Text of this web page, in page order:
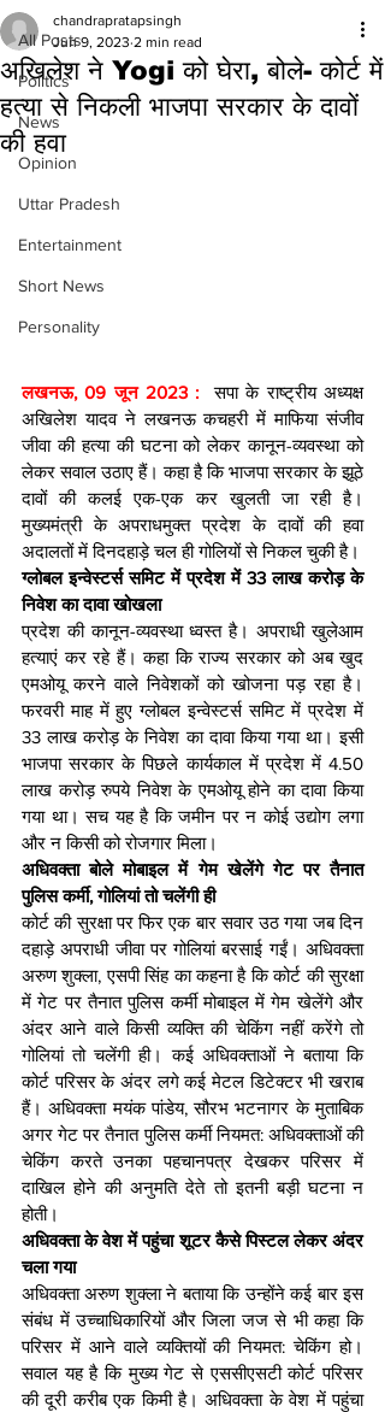
All Posts
Politics
News
Opinion
Uttar Pradesh
Entertainment
Short News
Personality
अखिलेश ने Yogi को घेरा, बोले- कोर्ट में
हत्या से निकली भाजपा सरकार के दावों
की हवा
chandrapratapsingh
Jun 9, 2023 2 min read
लखनऊ, 09 जून 2023 :
सपा के राष्ट्रीय अध्यक्ष
अखिलेश यादव ने लखनऊ कचहरी में माफिया संजीव
जीवा की हत्या की घटना को लेकर कानून-व्यवस्था को
लेकर सवाल उठाए हैं। कहा है कि भाजपा सरकार के झूठे
दावों की कलई एक-एक कर खुलती जा रही है।
मुख्यमंत्री के अपराधमुक्त प्रदेश के दावों की हवा
अदालतों में दिनदहाड़े चल ही गोलियों से निकल चुकी है।
ग्लोबल इन्वेस्टर्स समिट में प्रदेश में 33 लाख करोड़ के
निवेश का दावा खोखला
प्रदेश की कानून-व्यवस्था ध्वस्त है। अपराधी खुलेआम
हत्याएं कर रहे हैं। कहा कि राज्य सरकार को अब खुद
एमओयू करने वाले निवेशकों को खोजना पड़ रहा है।
फरवरी माह में हुए ग्लोबल इन्वेस्टर्स समिट में प्रदेश में
33 लाख करोड़ के निवेश का दावा किया गया था। इसी
भाजपा सरकार के पिछले कार्यकाल में प्रदेश में 4.50
लाख करोड़ रुपये निवेश के एमओयू होने का दावा किया
गया था। सच यह है कि जमीन पर न कोई उद्योग लगा
और न किसी को रोजगार मिला।
अधिवक्ता बोले मोबाइल में गेम खेलेंगे गेट पर तैनात
पुलिस कर्मी, गोलियां तो चलेंगी ही
कोर्ट की सुरक्षा पर फिर एक बार सवार उठ गया जब दिन
दहाड़े अपराधी जीवा पर गोलियां बरसाई गईं। अधिवक्ता
अरुण शुक्ला, एसपी सिंह का कहना है कि कोर्ट की सुरक्षा
में गेट पर तैनात पुलिस कर्मी मोबाइल में गेम खेलेंगे और
अंदर आने वाले किसी व्यक्ति की चेकिंग नहीं करेंगे तो
गोलियां तो चलेंगी ही। कई अधिवक्ताओं ने बताया कि
कोर्ट परिसर के अंदर लगे कई मेटल डिटेक्टर भी खराब
हैं। अधिवक्ता मयंक पांडेय, सौरभ भटनागर के मुताबिक
अगर गेट पर तैनात पुलिस कर्मी नियमत: अधिवक्ताओं की
चेकिंग करते उनका पहचानपत्र देखकर परिसर में
दाखिल होने की अनुमति देते तो इतनी बड़ी घटना न
होती।
अधिवक्ता के वेश में पहुंचा शूटर कैसे पिस्टल लेकर अंदर
चला गया
अधिवक्ता अरुण शुक्ला ने बताया कि उन्होंने कई बार इस
संबंध में उच्चाधिकारियों और जिला जज से भी कहा कि
परिसर में आने वाले व्यक्तियों की नियमत: चेकिंग हो।
सवाल यह है कि मुख्य गेट से एससीएसटी कोर्ट परिसर
की दूरी करीब एक किमी है। अधिवक्ता के वेश में पहुंचा